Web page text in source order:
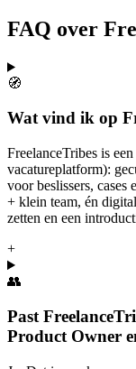
FAQ over
🧭
Wat vind ik op
FreelanceTribes is
vacatureplatform):
voor beslissers,
+ klein team, én
zetten en een
+
👥
Past
Product Owner